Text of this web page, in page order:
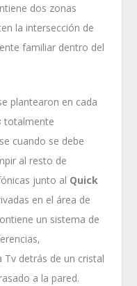
dos zonas
la intersección de
familiar dentro del
plantearon en cada
totalmente
cuando se debe
al resto de
junto al Quick
en el área de
un sistema de
detrás de un cristal
a la pared.